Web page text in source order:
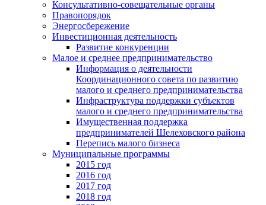
Консультативно-совещательные органы
Правопорядок
Энергосбережение
Инвестиционная деятельность
Развитие конкуренции
Малое и среднее предпринимательство
Информация о деятельности
Координационного совета по развитию
малого и среднего предпринимательства
Инфраструктура поддержки субъектов
малого и среднего предпринимательства
Имущественная поддержка
предпринимателей Шелеховского района
Перепись малого бизнеса
Муниципальные программы
2015 год
2016 год
2017 год
2018 год